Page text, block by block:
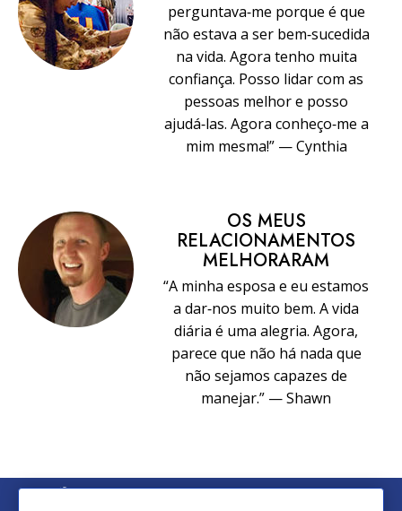
perguntava‑me porque é que
não estava a ser bem‑sucedida
na vida. Agora tenho muita
confiança. Posso lidar com as
pessoas melhor e posso
ajudá‑las. Agora conheço‑me a
mim mesma!” — Cynthia
OS MEUS
RELACIONAMENTOS
MELHORARAM
“A minha esposa e eu estamos
a dar‑nos muito bem. A vida
diária é uma alegria. Agora,
parece que não há nada que
não sejamos capazes de
manejar.” — Shawn